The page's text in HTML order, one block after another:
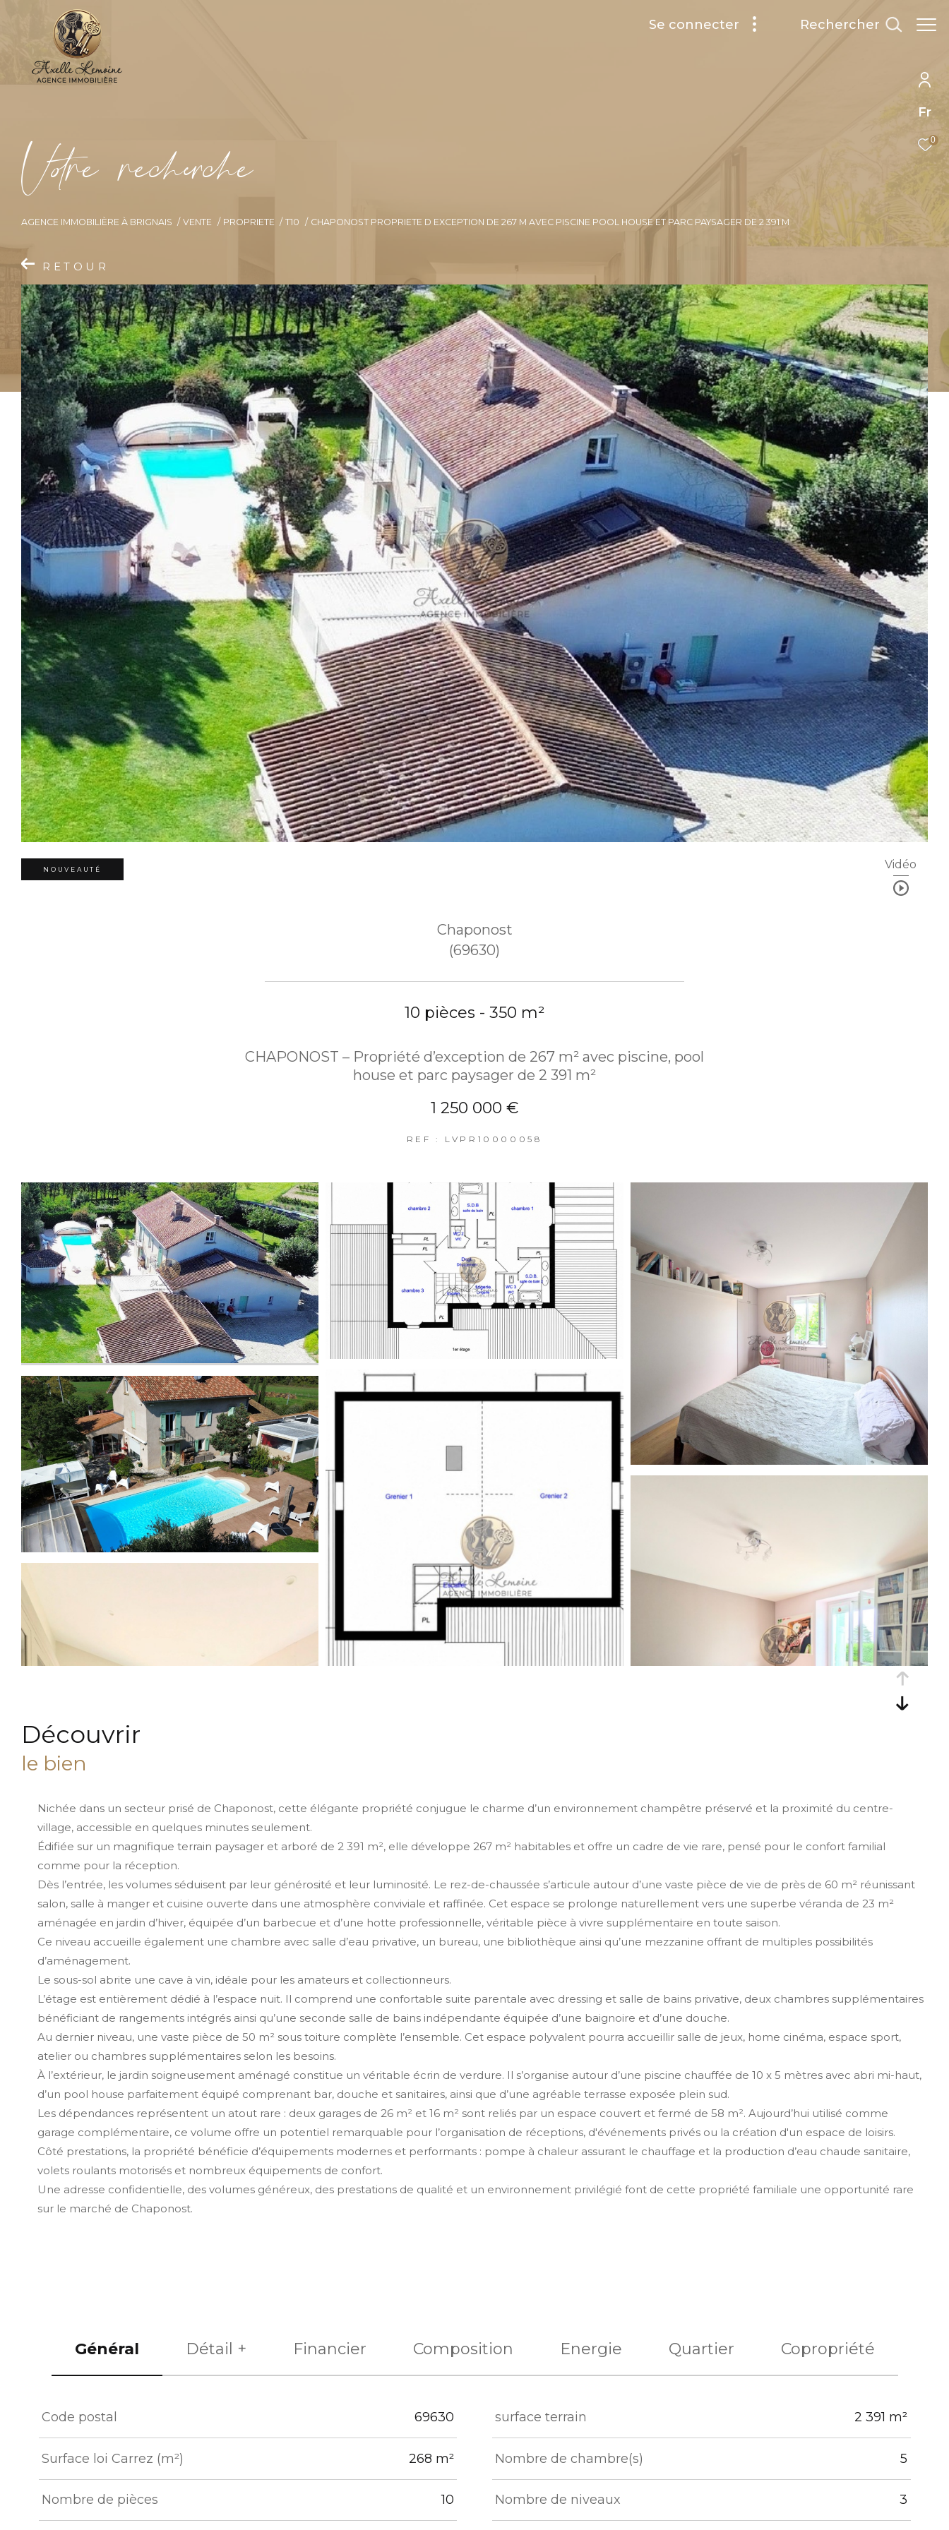
Fr
0
Se connecter rechercher
Vore recece
AGENCE IMMOBILIÈRE À BRIGNAIS VENTE PROPRIETE T10 CHAPONOST PROPRIETE D EXCEPTION DE 267 M AVEC PISCINE POOL HOUSE ET PARC PAYSAGER DE 2 391 M
RETOUR
NOUVEAUTÉ Vidéo
Chaponost
(69630)
10 pièces - 350 m²
CHAPONOST – Propriété d’exception de 267 m² avec piscine, pool
house et parc paysager de 2 391 m²
1 250 000 €
REF : LVPR10000058
découvrir
le bien
Nichée dans un secteur prisé de Chaponost, cette élégante propriété conjugue le charme d’un environnement champêtre préservé et la proximité du centre-
village, accessible en quelques minutes seulement.
Édifiée sur un magnifique terrain paysager et arboré de 2 391 m², elle développe 267 m² habitables et offre un cadre de vie rare, pensé pour le confort familial
comme pour la réception.
Dès l’entrée, les volumes séduisent par leur générosité et leur luminosité. Le rez-de-chaussée s’articule autour d’une vaste pièce de vie de près de 60 m² réunissant
salon, salle à manger et cuisine ouverte dans une atmosphère conviviale et raffinée. Cet espace se prolonge naturellement vers une superbe véranda de 23 m²
aménagée en jardin d’hiver, équipée d’un barbecue et d’une hotte professionnelle, véritable pièce à vivre supplémentaire en toute saison.
Ce niveau accueille également une chambre avec salle d’eau privative, un bureau, une bibliothèque ainsi qu’une mezzanine offrant de multiples possibilités
d’aménagement.
Le sous-sol abrite une cave à vin, idéale pour les amateurs et collectionneurs.
L’étage est entièrement dédié à l’espace nuit. Il comprend une confortable suite parentale avec dressing et salle de bains privative, deux chambres supplémentaires
bénéficiant de rangements intégrés ainsi qu’une seconde salle de bains indépendante équipée d’une baignoire et d’une douche.
Au dernier niveau, une vaste pièce de 50 m² sous toiture complète l’ensemble. Cet espace polyvalent pourra accueillir salle de jeux, home cinéma, espace sport,
atelier ou chambres supplémentaires selon les besoins.
À l’extérieur, le jardin soigneusement aménagé constitue un véritable écrin de verdure. Il s’organise autour d’une piscine chauffée de 10 x 5 mètres avec abri mi-haut,
d’un pool house parfaitement équipé comprenant bar, douche et sanitaires, ainsi que d’une agréable terrasse exposée plein sud.
Les dépendances représentent un atout rare : deux garages de 26 m² et 16 m² sont reliés par un espace couvert et fermé de 58 m². Aujourd’hui utilisé comme
garage complémentaire, ce volume offre un potentiel remarquable pour l’organisation de réceptions, d'événements privés ou la création d'un espace de loisirs.
Côté prestations, la propriété bénéficie d’équipements modernes et performants : pompe à chaleur assurant le chauffage et la production d’eau chaude sanitaire,
volets roulants motorisés et nombreux équipements de confort.
Une adresse confidentielle, des volumes généreux, des prestations de qualité et un environnement privilégié font de cette propriété familiale une opportunité rare
sur le marché de Chaponost.
Général Détail + Financier Composition Energie Quartier Copropriété
TRAD_ZEPHYR_Caracteristique
Code postal 69630 surface terrain 2 391 m²
Surface loi Carrez (m²) 268 m² Nombre de chambre(s) 5
Nombre de pièces 10 Nombre de niveaux 3